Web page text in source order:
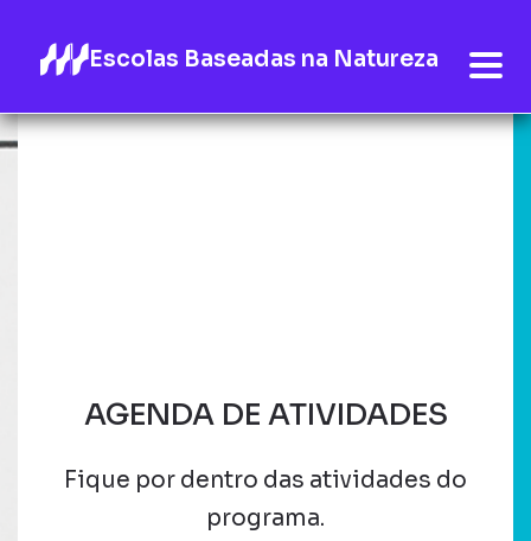
Escolas Baseadas na Natureza
AGENDA DE ATIVIDADES
Fique por dentro das atividades do
programa.